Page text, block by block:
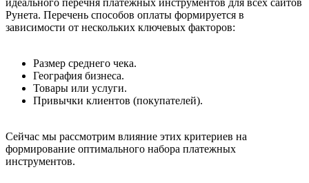
Рунета. Перечень способов оплаты формируется в
зависимости от нескольких ключевых факторов:
Размер среднего чека.
География бизнеса.
Товары или услуги.
Привычки клиентов (покупателей).
Сейчас мы рассмотрим влияние этих критериев на
формирование оптимального набора платежных
инструментов.